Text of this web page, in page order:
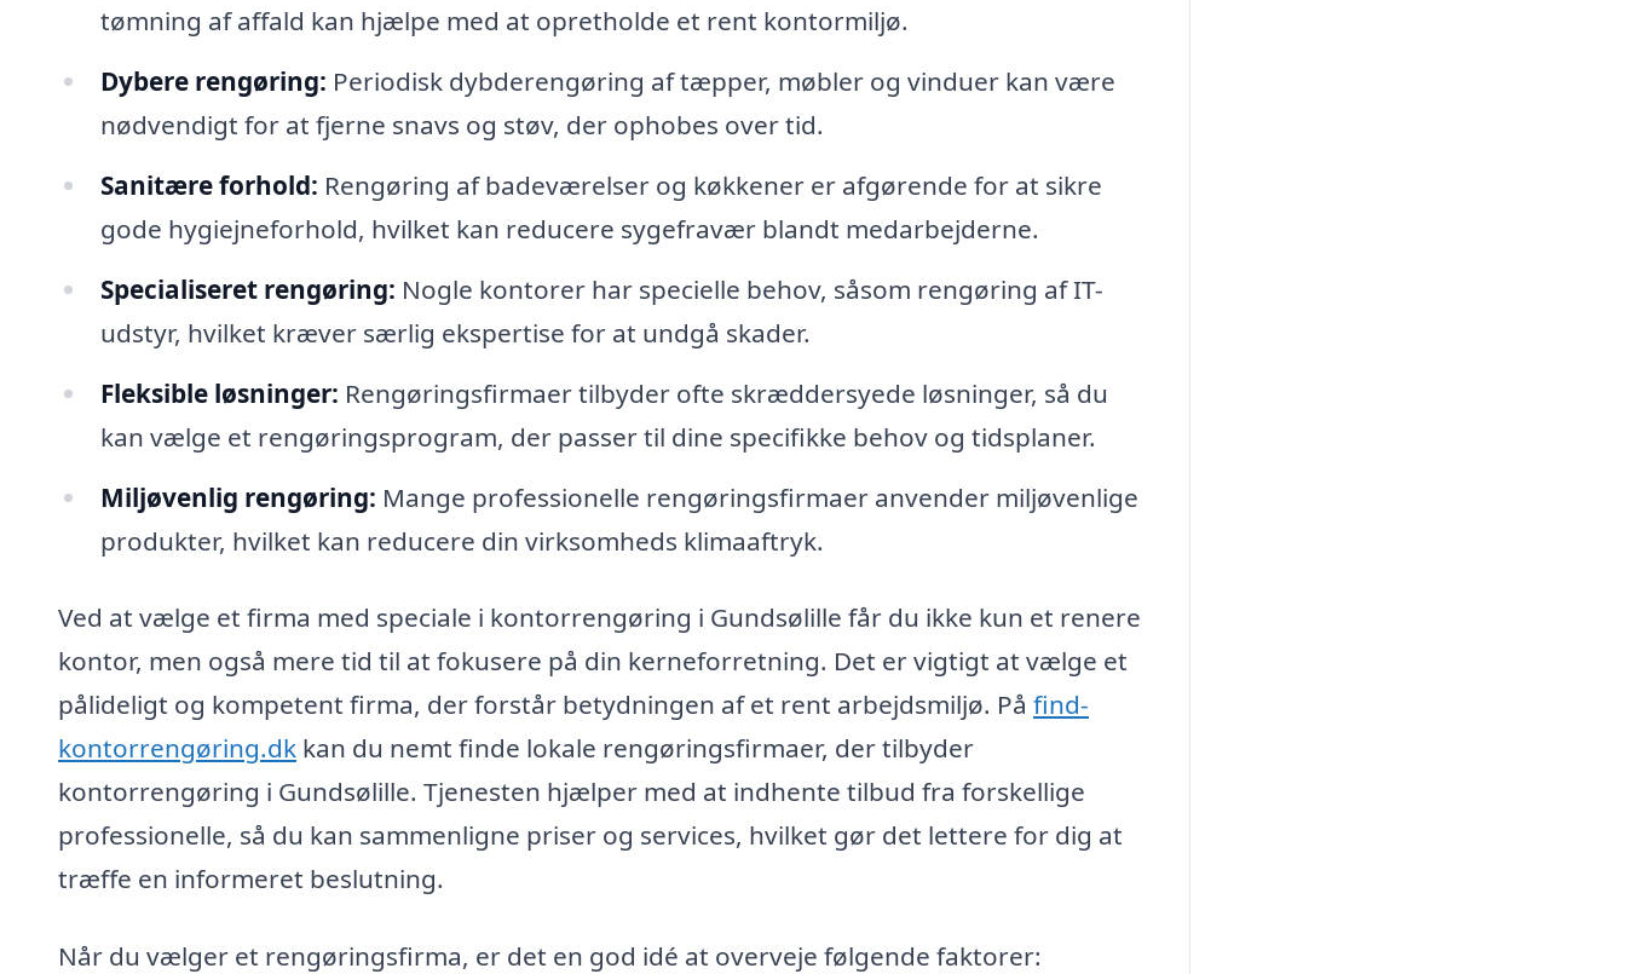
tømning af affald kan hjælpe med at opretholde et rent kontormiljø.
Dybere rengøring: Periodisk dybderengøring af tæpper, møbler og vinduer kan være
nødvendigt for at fjerne snavs og støv, der ophobes over tid.
Sanitære forhold: Rengøring af badeværelser og køkkener er afgørende for at sikre
gode hygiejneforhold, hvilket kan reducere sygefravær blandt medarbejderne.
Specialiseret rengøring: Nogle kontorer har specielle behov, såsom rengøring af IT-
udstyr, hvilket kræver særlig ekspertise for at undgå skader.
Fleksible løsninger: Rengøringsfirmaer tilbyder ofte skræddersyede løsninger, så du
kan vælge et rengøringsprogram, der passer til dine specifikke behov og tidsplaner.
Miljøvenlig rengøring: Mange professionelle rengøringsfirmaer anvender miljøvenlige
produkter, hvilket kan reducere din virksomheds klimaaftryk.
Ved at vælge et firma med speciale i kontorrengøring i Gundsølille får du ikke kun et renere
kontor, men også mere tid til at fokusere på din kerneforretning. Det er vigtigt at vælge et
pålideligt og kompetent firma, der forstår betydningen af et rent arbejdsmiljø. På find-
kontorrengøring.dk kan du nemt finde lokale rengøringsfirmaer, der tilbyder
kontorrengøring i Gundsølille. Tjenesten hjælper med at indhente tilbud fra forskellige
professionelle, så du kan sammenligne priser og services, hvilket gør det lettere for dig at
træffe en informeret beslutning.
Når du vælger et rengøringsfirma, er det en god idé at overveje følgende faktorer: